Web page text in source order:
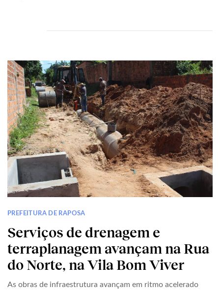
PREFEITURA DE RAPOSA
Serviços de drenagem e
terraplanagem avançam na Rua
do Norte, na Vila Bom Viver
As obras de infraestrutura avançam em ritmo acelerado